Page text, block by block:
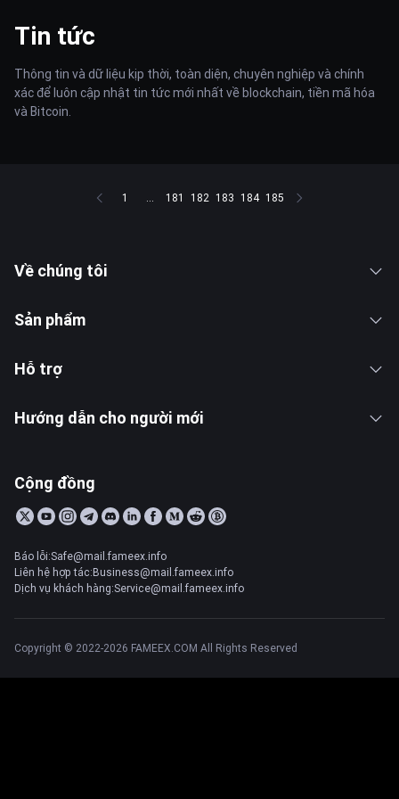
Tin tức
Thông tin và dữ liệu kịp thời, toàn diện, chuyên nghiệp và chính
xác để luôn cập nhật tin tức mới nhất về blockchain, tiền mã hóa
và Bitcoin.
1 ... 181 182 183 184 185
Về chúng tôi
Sản phẩm
Hỗ trợ
Hướng dẫn cho người mới
Cộng đồng
Báo lỗi:Safe@mail.fameex.info
Liên hệ hợp tác:Business@mail.fameex.info
Dịch vụ khách hàng:Service@mail.fameex.info
Copyright © 2022-2026 FAMEEX.COM All Rights Reserved